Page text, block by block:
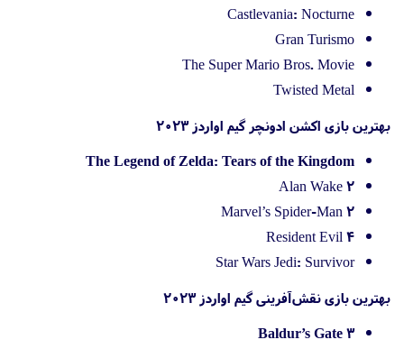
Castlevania: Nocturne
Gran Turismo
The Super Mario Bros. Movie
Twisted Metal
بهترین بازی اکشن ادونچر گیم اواردز 2023
The Legend of Zelda: Tears of the Kingdom
Alan Wake 2
Marvel’s Spider-Man 2
Resident Evil 4
Star Wars Jedi: Survivor
بهترین بازی نقش‌آفرینی گیم اواردز 2023
Baldur’s Gate 3